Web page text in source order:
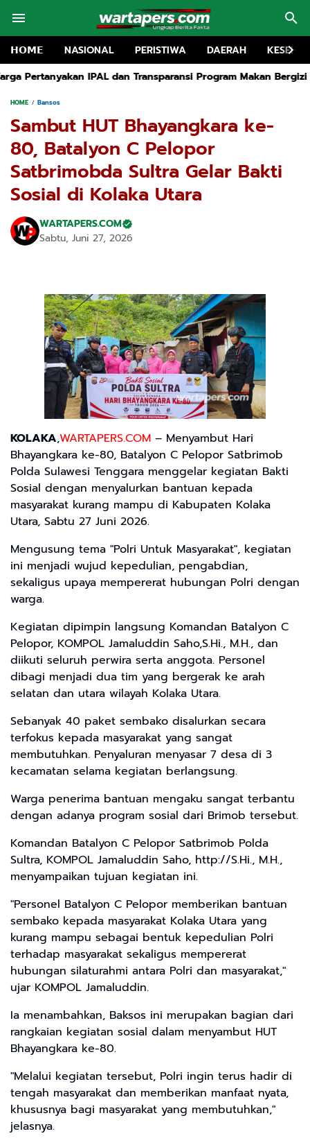
𝗛𝗢𝗠𝗘 NASIONAL PERISTIWA DAERAH
Program Makan Bergizi Gratis TRK Houlding
HOME Bansos
Sambut HUT Bhayangkara ke-
80, Batalyon C Pelopor
Satbrimobda Sultra Gelar Bakti
Sosial di Kolaka Utara
WARTAPERS.COM
Sabtu, Juni 27, 2026
KOLAKA,WARTAPERS.COM – Menyambut Hari
Bhayangkara ke-80, Batalyon C Pelopor Satbrimob
Polda Sulawesi Tenggara menggelar kegiatan Bakti
Sosial dengan menyalurkan bantuan kepada
masyarakat kurang mampu di Kabupaten Kolaka
Utara, Sabtu 27 Juni 2026.
Mengusung tema "Polri Untuk Masyarakat", kegiatan
ini menjadi wujud kepedulian, pengabdian,
sekaligus upaya mempererat hubungan Polri dengan
warga.
Kegiatan dipimpin langsung Komandan Batalyon C
Pelopor, KOMPOL Jamaluddin Saho,S.Hi., M.H., dan
diikuti seluruh perwira serta anggota. Personel
dibagi menjadi dua tim yang bergerak ke arah
selatan dan utara wilayah Kolaka Utara.
Sebanyak 40 paket sembako disalurkan secara
terfokus kepada masyarakat yang sangat
membutuhkan. Penyaluran menyasar 7 desa di 3
kecamatan selama kegiatan berlangsung.
Warga penerima bantuan mengaku sangat terbantu
dengan adanya program sosial dari Brimob tersebut.
Komandan Batalyon C Pelopor Satbrimob Polda
Sultra, KOMPOL Jamaluddin Saho, http://S.Hi., M.H.,
menyampaikan tujuan kegiatan ini.
"Personel Batalyon C Pelopor memberikan bantuan
sembako kepada masyarakat Kolaka Utara yang
kurang mampu sebagai bentuk kepedulian Polri
terhadap masyarakat sekaligus mempererat
hubungan silaturahmi antara Polri dan masyarakat,"
ujar KOMPOL Jamaluddin.
Ia menambahkan, Baksos ini merupakan bagian dari
rangkaian kegiatan sosial dalam menyambut HUT
Bhayangkara ke-80.
"Melalui kegiatan tersebut, Polri ingin terus hadir di
tengah masyarakat dan memberikan manfaat nyata,
khususnya bagi masyarakat yang membutuhkan,"
jelasnya.